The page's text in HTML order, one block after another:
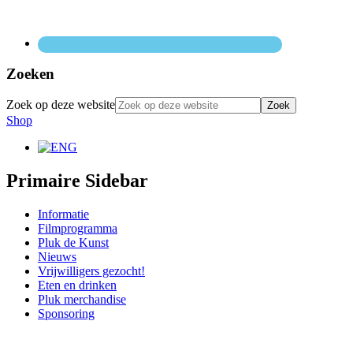
Zoeken
Zoek op deze website
Shop
Primaire Sidebar
Informatie
Filmprogramma
Pluk de Kunst
Nieuws
Vrijwilligers gezocht!
Eten en drinken
Pluk merchandise
Sponsoring